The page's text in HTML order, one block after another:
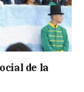
de la